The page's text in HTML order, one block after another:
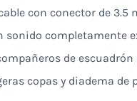
con conector de 3.5
sonido completamente
de escuadrón
copas y diadema